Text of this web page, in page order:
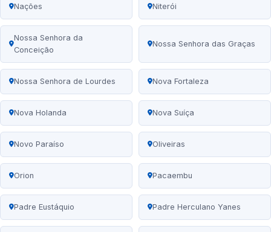
Nações Niterói
Nossa Senhora da
Conceição
Nossa Senhora das Graças
Nossa Senhora de Lourdes Nova Fortaleza
Nova Holanda Nova Suíça
Novo Paraíso Oliveiras
Orion Pacaembu
Padre Eustáquio Padre Herculano Yanes